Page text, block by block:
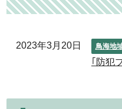
2023年3月20日 鳥海地
｢防犯